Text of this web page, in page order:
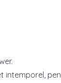
intemporel,